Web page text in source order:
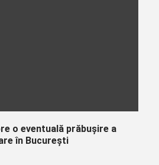
o eventuală prăbușire a
în București